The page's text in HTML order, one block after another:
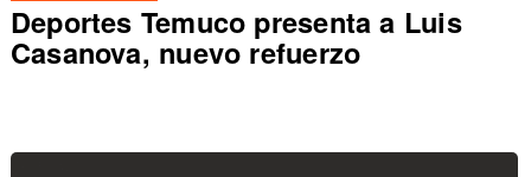
Deportes Temuco presenta a Luis
Casanova, nuevo refuerzo